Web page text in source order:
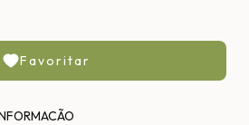
Favoritar